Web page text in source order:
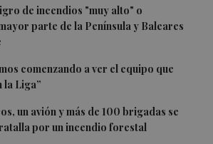
de incendios "muy alto" o
parte de la Península y Baleares
comenzando a ver el equipo que
la Liga”
un avión y más de 100 brigadas se
por un incendio forestal